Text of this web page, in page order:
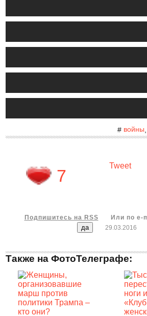
# войны
7
Tweet
Подпишитесь на RSS
Или по e-
29.03.2016
Также на ФотоТелеграфе: